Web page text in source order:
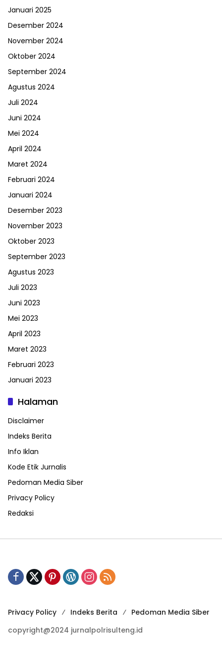
Januari 2025
Desember 2024
November 2024
Oktober 2024
September 2024
Agustus 2024
Juli 2024
Juni 2024
Mei 2024
April 2024
Maret 2024
Februari 2024
Januari 2024
Desember 2023
November 2023
Oktober 2023
September 2023
Agustus 2023
Juli 2023
Juni 2023
Mei 2023
April 2023
Maret 2023
Februari 2023
Januari 2023
Halaman
Disclaimer
Indeks Berita
Info Iklan
Kode Etik Jurnalis
Pedoman Media Siber
Privacy Policy
Redaksi
Privacy Policy Indeks Berita
Pedoman Media Siber
copyright@2024 jurnalpolrisulteng.id